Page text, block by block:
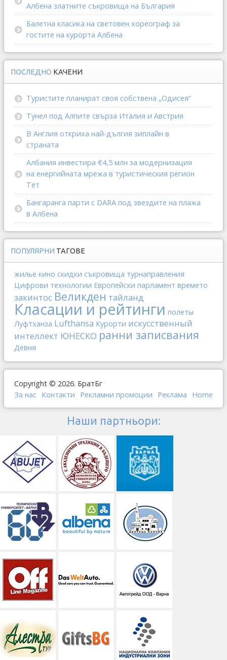
Албена златните съкровища на България
Балетна класика на световен хореограф за
гостите на курорта Албена
ПОСЛЕДНО КАЧЕНИ
Туристите планират своя собствена „Одисея“
Тунел под Алпите свърза Италия и Австрия
В Англия откриха най-дългия зиплайн в
страната
Албания инвестира €4,5 млн за модернизация
на енергийната мрежа в туристическия регион
Тет
Бангаранга парти с DARA под звездите на плажа
в Албена
ПОПУЛЯРНИ ТАГОВЕ
жилье кино скидки съкровища турнаправления
Цифрови технологии Европейски парламент времето
закинтос Великден тайланд
Класации и рейтинги полеты
Луфтханза Lufthansa Курорти искусственный
интеллект ЮНЕСКО ранни записвания
Девня
Copyright © 2026. БратБг
За нас Контакти Рекламни промоции Реклама Home
Наши партньори: